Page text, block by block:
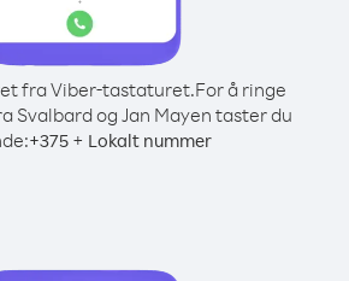
fra Viber-tastaturet.For å ringe
Svalbard og Jan Mayen taster du
+375+ Lokalt nummer